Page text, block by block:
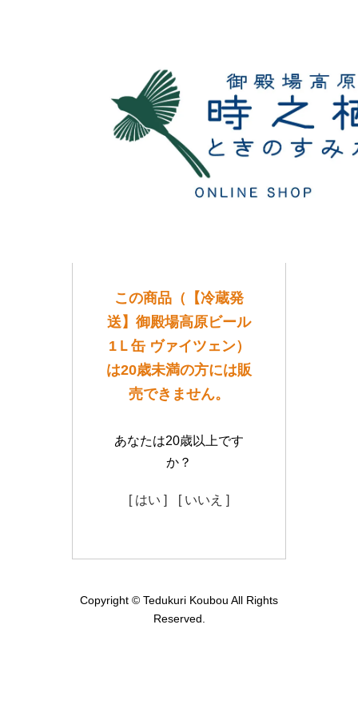
この商品（【冷蔵発
送】御殿場高原ビール
1Ｌ缶 ヴァイツェン）
は20歳未満の方には販
売できません。
あなたは20歳以上です
か？
[ はい ] [ いいえ ]
Copyright © Tedukuri Koubou All Rights
Reserved.